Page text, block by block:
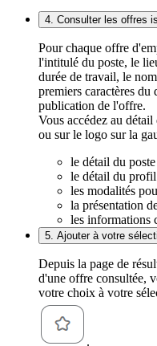
4. Consulter les offres
Pour chaque offre
l'intitulé du poste, le
durée de travail, le
premiers caractères du
publication de l'offre.
Vous accédez au
ou sur le logo sur la
le détail du
le détail du
les modalités
la présentation
les informations
5. Ajouter à votre
Depuis la page de
d'une offre consultée,
votre choix à votre
.